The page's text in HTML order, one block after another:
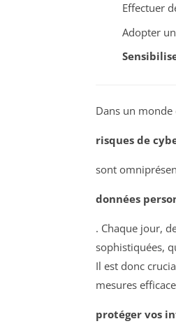
Effectuer
Adopter
Dans un
risques de
sont
données
. Chaque jour,
sophistiquées,
Il est donc
mesures
protéger vos